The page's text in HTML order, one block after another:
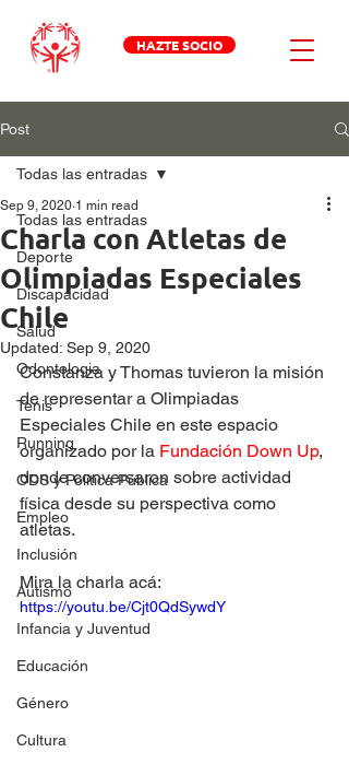
HAZTE SOCIO
Post
Todas las entradas
Deporte
Discapacidad
Salud
Odontologia
Tenis
Running
ODS y Política Pública
Empleo
Inclusión
Autismo
Infancia y Juventud
Educación
Género
Cultura
Todas las entradas
Charla con Atletas de
Olimpiadas Especiales
Chile
Sep 9, 2020 1 min read
Updated: Sep 9, 2020
Constanza y Thomas tuvieron la misión
de representar a Olimpiadas
Especiales Chile en este espacio
organizado por la Fundación Down Up,
donde conversaron sobre actividad
física desde su perspectiva como
atletas.
Mira la charla acá:
https://youtu.be/Cjt0QdSywdY